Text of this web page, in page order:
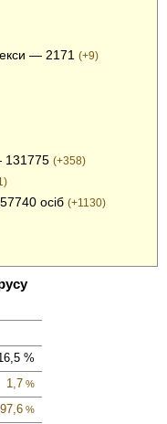
— 2171 (+9)
131775 (+358)
осіб (+1130)
%
1,7 %
97,6 %